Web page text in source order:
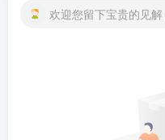
欢迎您留下宝贵的见解